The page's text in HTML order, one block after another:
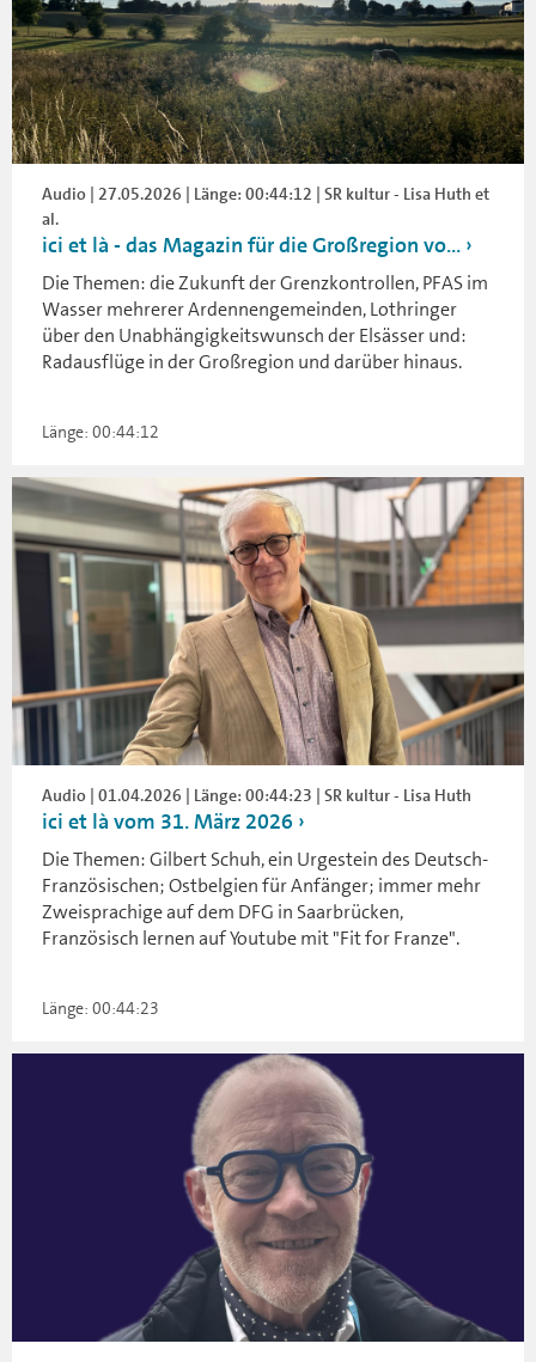
Audio | 27.05.2026 | Länge: 00:44:12 | SR kultur - Lisa Huth et
al.
ici et là - das Magazin für die Großregion vo...
Die Themen: die Zukunft der Grenzkontrollen, PFAS im
Wasser mehrerer Ardennengemeinden, Lothringer
über den Unabhängigkeitswunsch der Elsässer und:
Radausflüge in der Großregion und darüber hinaus.
Länge: 00:44:12
Audio | 01.04.2026 | Länge: 00:44:23 | SR kultur - Lisa Huth
ici et là vom 31. März 2026
Die Themen: Gilbert Schuh, ein Urgestein des Deutsch-
Französischen; Ostbelgien für Anfänger; immer mehr
Zweisprachige auf dem DFG in Saarbrücken,
Französisch lernen auf Youtube mit "Fit for Franze".
Länge: 00:44:23